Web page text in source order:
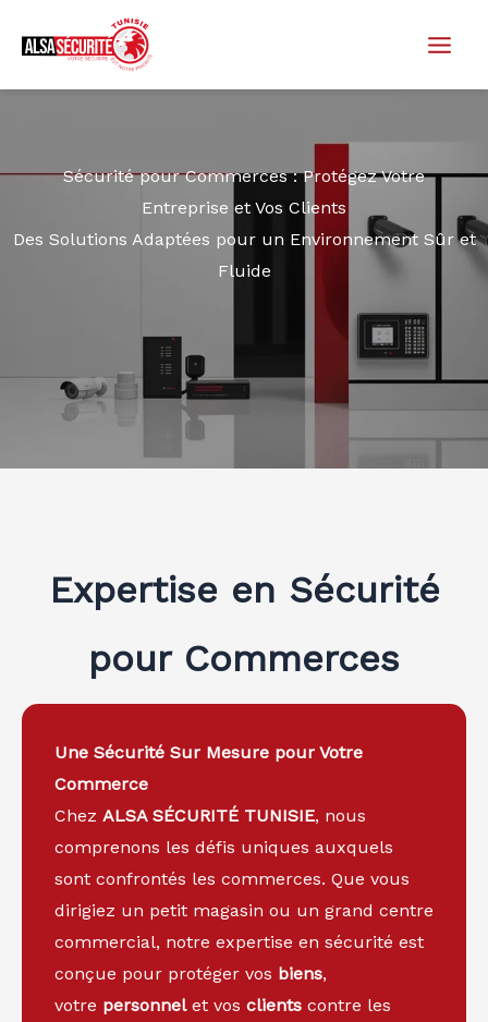
Sécurité pour Commerces : Protégez Votre
Entreprise et Vos Clients
Des Solutions Adaptées pour un Environnement Sûr et
Fluide
Expertise en Sécurité
pour Commerces
Une Sécurité Sur Mesure pour Votre
Commerce
Chez ALSA SÉCURITÉ TUNISIE, nous
comprenons les défis uniques auxquels
sont confrontés les commerces. Que vous
dirigiez un petit magasin ou un grand centre
commercial, notre expertise en sécurité est
conçue pour protéger vos biens,
votre personnelet vos clients contre les